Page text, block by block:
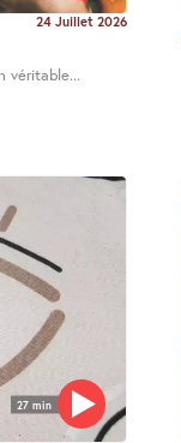
24 Juillet 2026
véritable...
27 min